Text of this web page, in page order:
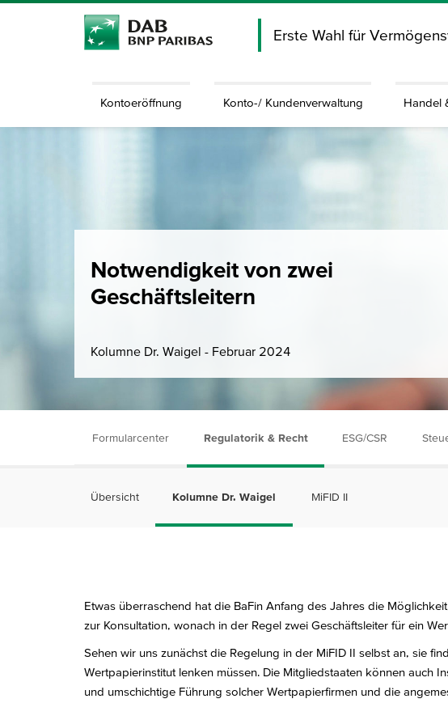
Erste Wahl für
Kontoeröffnung Konto-/ Kundenverwaltung Handel
Notwendigkeit von zwei
Geschäftsleitern
Kolumne Dr. Waigel - Februar 2024
Formularcenter Regulatorik & Recht ESG/CSR
Übersicht Kolumne Dr. Waigel MiFID II
Etwas überraschend hat die BaFin Anfang des Jahres die
zur Konsultation, wonach in der Regel zwei Geschäftsleiter für ein
Sehen wir uns zunächst die Regelung in der MiFID II selbst an, sie
Wertpapierinstitut lenken müssen. Die Mitgliedstaaten können auch
und umschichtige Führung solcher Wertpapierfirmen und die